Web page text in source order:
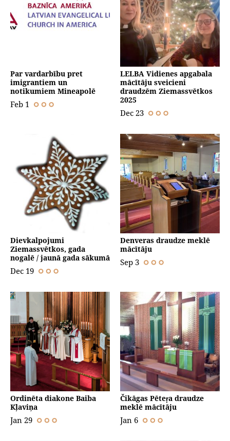
Par vardarbību pret
imigrantiem un
notikumiem Mineapolē
Feb 1
LELBA Vidienes apgabala
mācītāju sveicieni
draudzēm Ziemassvētkos
2025
Dec 23
Dievkalpojumi
Ziemassvētkos, gada
nogalē / jaunā gada sākumā
Dec 19
Denveras draudze meklē
mācītāju
Sep 3
Ordinēta diakone Baiba
Kļaviņa
Jan 29
Čikāgas Pēteŗa draudze
meklē mācītāju
Jan 6